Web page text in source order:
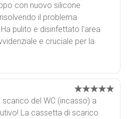
con nuovo silicone
il problema
pulito e disinfettato l'area
e cruciale per la
★★★★★
del WC (incasso) a
La cassetta di scarico